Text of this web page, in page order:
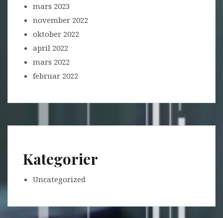
mars 2023
november 2022
oktober 2022
april 2022
mars 2022
februar 2022
Kategorier
Uncategorized